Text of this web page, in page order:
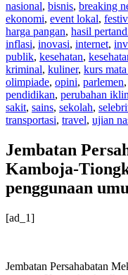
nasional, bisnis, breaking
ekonomi, event lokal,
harga pangan, hasil
inflasi, inovasi, internet,
publik, kesehatan,
kriminal, kuliner, kurs
olimpiade, opini, parlemen,
pendidikan, perubahan
sakit, sains, sekolah,
transportasi, travel, ujian
Jembatan
Kamboja-
penggunaan
[ad_1]
Jembatan Persahabatan